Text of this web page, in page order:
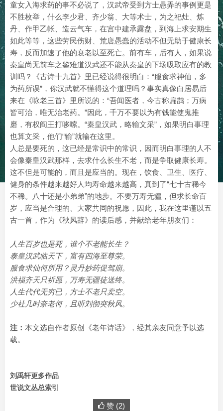
童女入海求药的事不必说了，汉武帝受到方士愚弄的事例更是
不胜枚举，什么李少君、齐少翁、大等术士，为之祀灶、炼
丹、作甲乙帐、造云气车，在宫中建承露盘，到海上求安期生
如此等等，这些劳民伤财、荒唐愚蠢的活动不但无助于健康长
寿，反而加速了他的衰老以至死亡。前有车，后有人，如果说
秦皇尚无前车之鉴难道汉武还不能从秦皇的下场吸取应有的教
训吗？《古诗十九首》里已经说得很明白：“服食求神仙，多
为药所误”，你汉武就不懂得这个道理吗？事实真像白居易后
来在《咏老三首》里所说的：“吾闻医者，今古称扁鹊；万病
皆可治，唯无治老药。”因此，千万不要以为有钱能使鬼推
磨，有权阎王打哆嗦。“秦皇汉武，略输文采”，如果明白事理
也算文采，他们“输”就输在这里。
人总是要死的，这已经是常识中的常识，因而明白事理的人不
会像秦皇汉武那样，去求什么长生不老，而是争取健康长寿。
这不但是可能的，而且是应当的。现在，饮食、卫生、医疗、
健身的条件越来越好人均寿命越来越高，真到了“七十古稀今
不稀。八十还是小弟弟”的地步。不要万寿无疆，但求长命百
岁，应当是合理的、大家共同的祝愿，因此，我在这里谨以五
古一首，作为《秋风辞》的读后感，并献给老年朋友们：
人生百岁也是死，谁个不老能长生？
泰皇汉武临天下，富有四海至尊荣。
服食求仙何所用？灵丹妙药促驾崩。
洪福齐天只祈愿，万寿无疆徒送终。
人生代代无穷已，方士不老只卖空。
少社几时奈老何，且听刘彻突秋风。
注： 本文选自作者原创《老年诗话》，经其亲友同意予以选
载。
刘禹轩更多作品
世说文丛总索引
赞 (2)